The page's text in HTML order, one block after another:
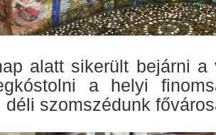
alatt sikerült bejárni a
a helyi
déli szomszédunk